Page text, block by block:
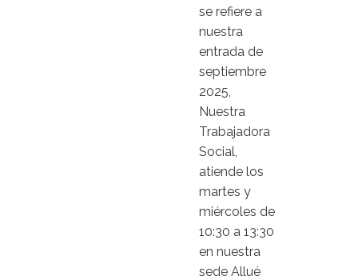
se refiere a
nuestra
entrada de
septiembre
2025,
Nuestra
Trabajadora
Social,
atiende los
martes y
miércoles de
10:30 a 13:30
en nuestra
sede Allué